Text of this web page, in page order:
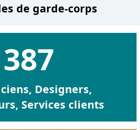
de garde-corps
387
Designers,
Services clients